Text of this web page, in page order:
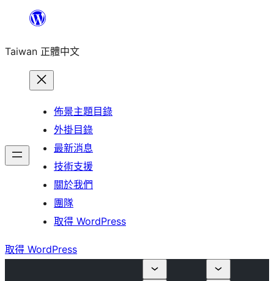
主
Taiwan 正體中文
佈景主題目錄
外掛目錄
最新消息
技術支援
關於我們
團隊
取得 WordPress
取得 WordPress